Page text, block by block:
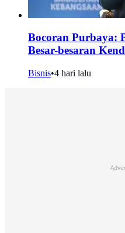
Bocoran Purbaya:
Besar-besaran
Bisnis•4 hari lalu